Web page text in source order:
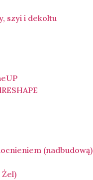
szyi i dekoltu
(nadbudową)
Żel)